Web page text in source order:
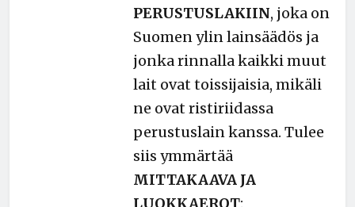
PERUSTUSLAKIIN, joka on
Suomen ylin lainsäädös ja
jonka rinnalla kaikki muut
lait ovat toissijaisia, mikäli
ne ovat ristiriidassa
perustuslain kanssa. Tulee
siis ymmärtää
MITTAKAAVA JA